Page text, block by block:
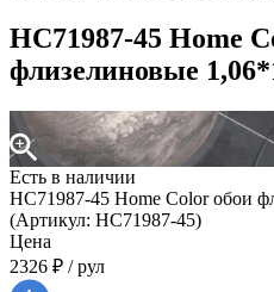
HC71987-45 Home
флизелиновые
Есть в наличии
HC71987-45 Home Color обои
(Артикул: HC71987-45)
Цена
2326 ₽ / рул